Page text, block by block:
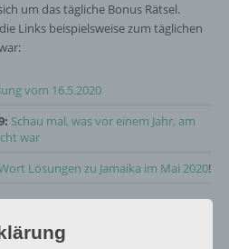
um das tägliche Bonus Rätsel.
Links beispielsweise zum täglichen
vom 16.5.2020
Schau mal, was vor einem Jahr, am
war
Lösungen zu Jamaika im Mai 2020!